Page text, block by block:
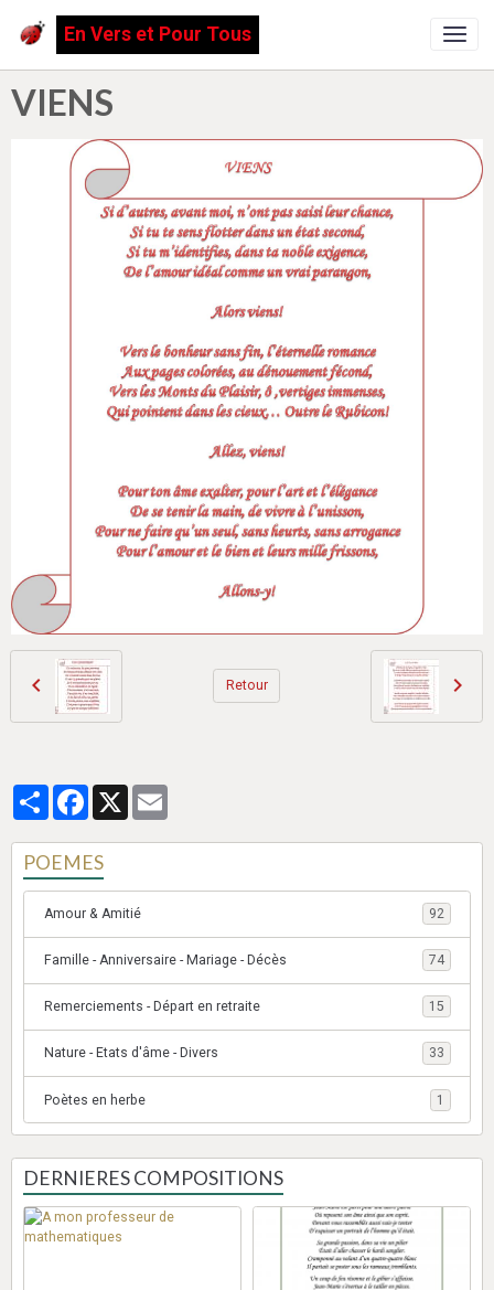
En Vers et Pour Tous
VIENS
Retour
PartagerFacebook
X
POEMES
Amour & Amitié 92
Famille - Anniversaire - Mariage - Décès 74
Remerciements - Départ en retraite 15
Nature - Etats d'âme - Divers 33
Poètes en herbe 1
DERNIERES COMPOSITIONS